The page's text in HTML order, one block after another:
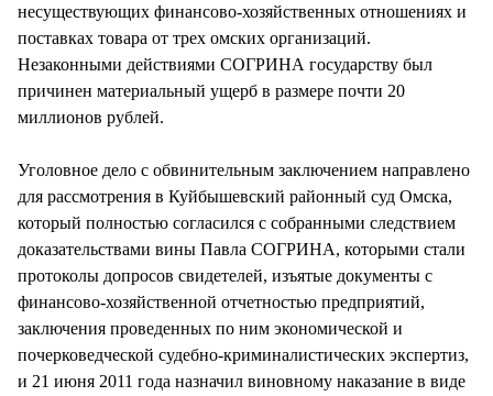
несуществующих финансово-хозяйственных отношениях и
поставках товара от трех омских организаций.
Незаконными действиями СОГРИНА государству был
причинен материальный ущерб в размере почти 20
миллионов рублей.
Уголовное дело с обвинительным заключением направлено
для рассмотрения в Куйбышевский районный суд Омска,
который полностью согласился с собранными следствием
доказательствами вины Павла СОГРИНА, которыми стали
протоколы допросов свидетелей, изъятые документы с
финансово-хозяйственной отчетностью предприятий,
заключения проведенных по ним экономической и
почерковедческой судебно-криминалистических экспертиз,
и 21 июня 2011 года назначил виновному наказание в виде